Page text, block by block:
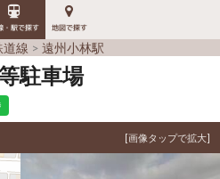
・駅で探す 地図で探す
道線 遠州小林駅
駐車場